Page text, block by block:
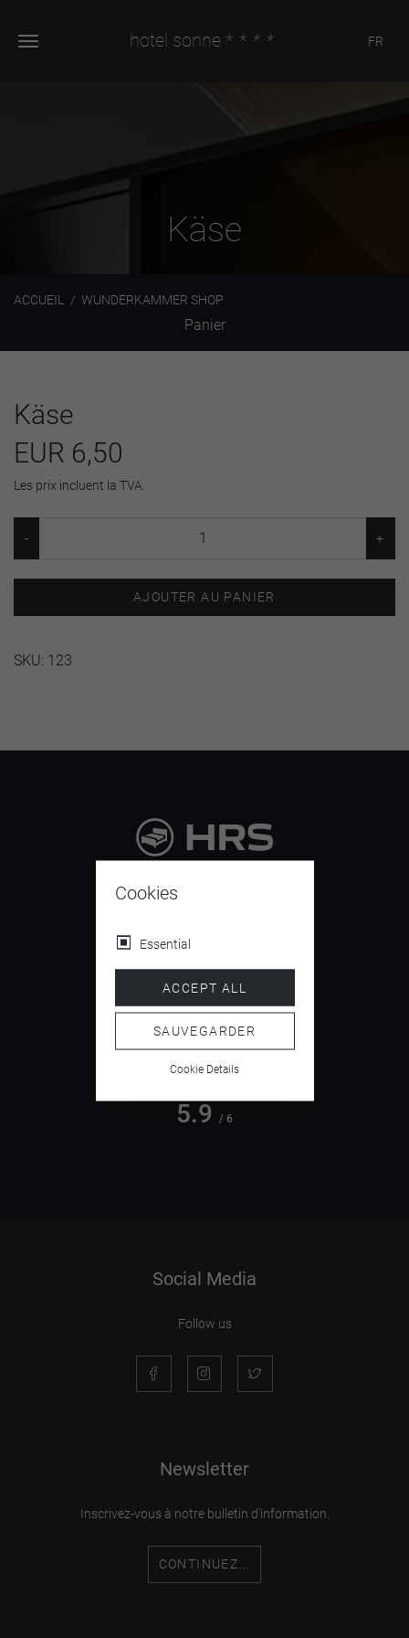
hotel sonne **** FR
Käse
ACCUEIL WUNDERKAMMER SHOP
Panier
Käse
EUR 6,50
Les prix incluent la TVA.
AJOUTER AU PANIER
SKU: 123
4.5
5.9 / 6
Social Media
Follow us
Newsletter
Inscrivez-vous à notre bulletin d'information.
CONTINUEZ...
Cookies
Essential
ACCEPT ALL
SAUVEGARDER
Cookie Details